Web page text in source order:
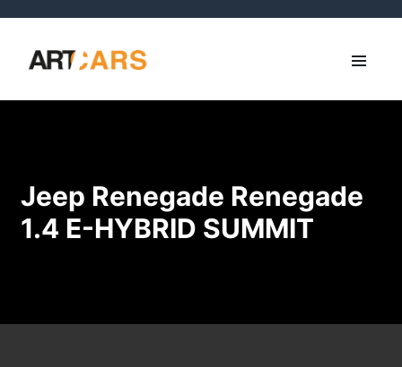
Jeep Renegade Renegade
1.4 E-HYBRID SUMMIT